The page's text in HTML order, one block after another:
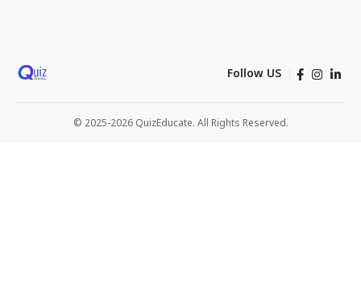
Follow US
© 2025-2026 QuizEducate. All Rights Reserved.